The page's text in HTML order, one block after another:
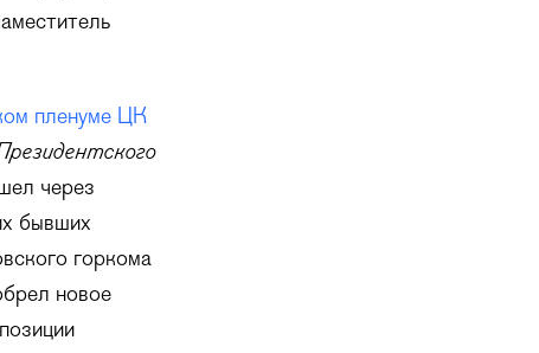
пленуме ЦК
через
бывших
горкома
новое